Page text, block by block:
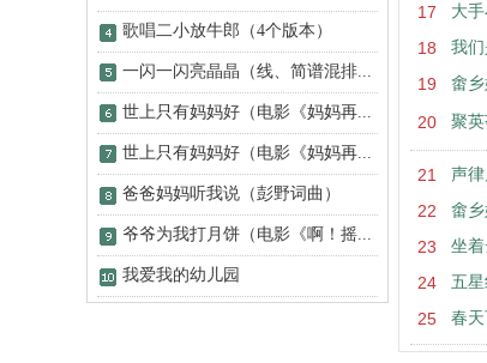
17 大
18 我
19 畬乡
20 聚英
21 声律
22 畬乡
23 坐
24 五
25 春
歌唱二小放牛郎（4个版本）
一闪一闪亮晶晶（线、简谱混排...
世上只有妈妈好（电影《妈妈再...
世上只有妈妈好（电影《妈妈再...
爸爸妈妈听我说（彭野词曲）
爷爷为我打月饼（电影《啊！摇...
我爱我的幼儿园